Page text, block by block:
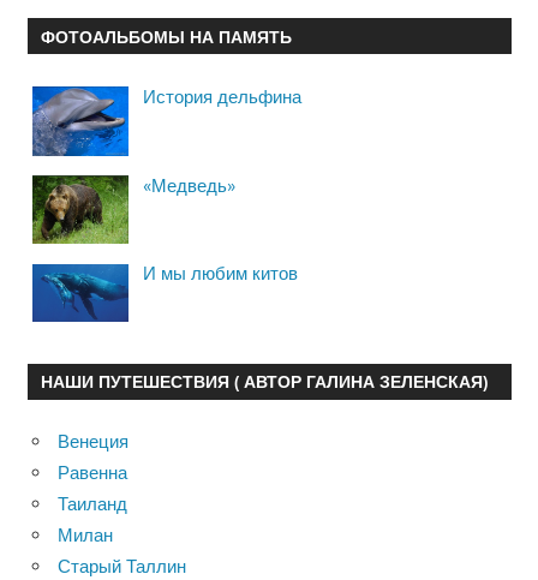
ФОТОАЛЬБОМЫ НА ПАМЯТЬ
История дельфина
«Медведь»
И мы любим китов
НАШИ ПУТЕШЕСТВИЯ ( АВТОР ГАЛИНА ЗЕЛЕНСКАЯ)
Венеция
Равенна
Таиланд
Милан
Старый Таллин